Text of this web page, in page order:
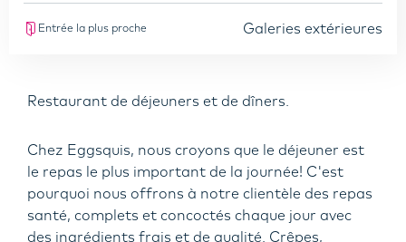
Entrée la plus proche Galeries extérieures
Restaurant de déjeuners et de dîners.
Chez Eggsquis, nous croyons que le déjeuner est
le repas le plus important de la journée! C'est
pourquoi nous offrons à notre clientèle des repas
santé, complets et concoctés chaque jour avec
des ingrédients frais et de qualité. Crêpes,